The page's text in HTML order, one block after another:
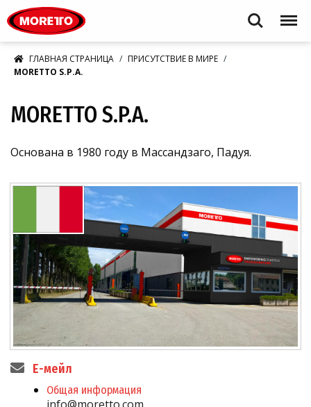
Search Menu
ГЛАВНАЯ СТРАНИЦА
ПРИСУТСТВИЕ В МИРЕ
MORETTO S.P.A.
MORETTO S.P.A.
Основана в 1980 году в Массандзаго, Падуя.
E-мейл
Общая информация